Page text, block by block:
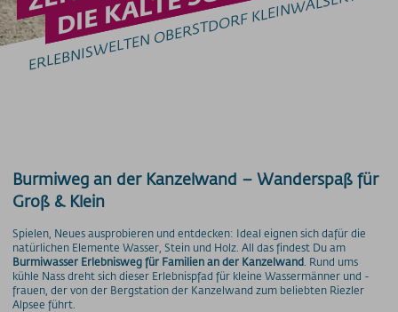
GRUPPEN & SCHULEN
Gruppenangebote
Schulklassenangebote
Weitere Infos
SOS / Notfallnummern
ERLEBNISWELTEN OBERSTDORF KLEINWALSERTAL
Burmiweg an der Kanzelwand – Wanderspaß für
Groß & Klein
Spielen, Neues ausprobieren und entdecken: Ideal eignen sich dafür die
natürlichen Elemente Wasser, Stein und Holz. All das findest Du am
Burmiwasser Erlebnisweg für Familien an der Kanzelwand . Rund ums
kühle Nass dreht sich dieser Erlebnispfad für kleine Wassermänner und -
frauen, der von der Bergstation der Kanzelwand zum beliebten Riezler
Alpsee führt.